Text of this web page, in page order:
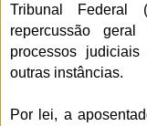
Tribunal
repercussão
processos
outras instâncias.
Por lei, a